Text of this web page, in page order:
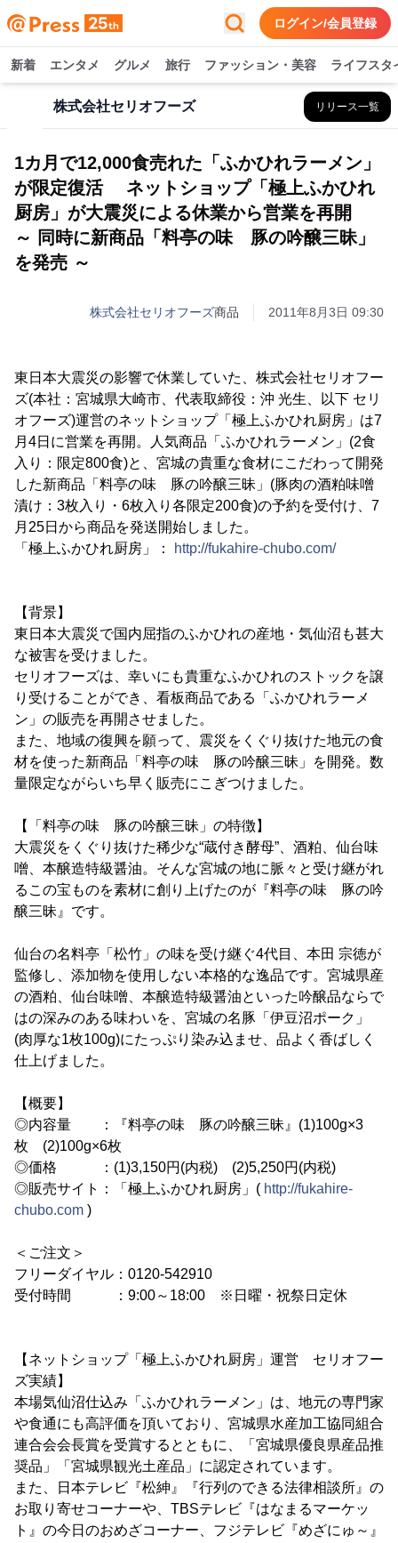
ログイン/会員登録
新着 エンタメ グルメ 旅行 ファッション・美容 ライフスタ
株式会社セリオフーズ リリース一覧
1カ月で12,000食売れた「ふかひれラーメン」
が限定復活 ネットショップ「極上ふかひれ
厨房」が大震災による休業から営業を再開
～ 同時に新商品「料亭の味 豚の吟醸三昧」
を発売 ～
株式会社セリオフーズ商品 2011年8月3日 09:30
東日本大震災の影響で休業していた、株式会社セリオフー
ズ(本社：宮城県大崎市、代表取締役：沖 光生、以下 セリ
オフーズ)運営のネットショップ「極上ふかひれ厨房」は7
月4日に営業を再開。人気商品「ふかひれラーメン」(2食
入り：限定800食)と、宮城の貴重な食材にこだわって開発
した新商品「料亭の味 豚の吟醸三昧」(豚肉の酒粕味噌
漬け：3枚入り・6枚入り各限定200食)の予約を受付け、7
月25日から商品を発送開始しました。
「極上ふかひれ厨房」：
http://fukahire-chubo.com/
【背景】
東日本大震災で国内屈指のふかひれの産地・気仙沼も甚大
な被害を受けました。
セリオフーズは、幸いにも貴重なふかひれのストックを譲
り受けることができ、看板商品である「ふかひれラーメ
ン」の販売を再開させました。
また、地域の復興を願って、震災をくぐり抜けた地元の食
材を使った新商品「料亭の味 豚の吟醸三昧」を開発。数
量限定ながらいち早く販売にこぎつけました。
【「料亭の味 豚の吟醸三昧」の特徴】
大震災をくぐり抜けた稀少な“蔵付き酵母”、酒粕、仙台味
噌、本醸造特級醤油。そんな宮城の地に脈々と受け継がれ
るこの宝ものを素材に創り上げたのが『料亭の味 豚の吟
醸三昧』です。
仙台の名料亭「松竹」の味を受け継ぐ4代目、本田 宗徳が
監修し、添加物を使用しない本格的な逸品です。宮城県産
の酒粕、仙台味噌、本醸造特級醤油といった吟醸品ならで
はの深みのある味わいを、宮城の名豚「伊豆沼ポーク」
(肉厚な1枚100g)にたっぷり染み込ませ、品よく香ばしく
仕上げました。
【概要】
◎内容量 ：『料亭の味 豚の吟醸三昧』(1)100g×3
枚 (2)100g×6枚
◎価格 ：(1)3,150円(内税) (2)5,250円(内税)
◎販売サイト：「極上ふかひれ厨房」( http://fukahire-
chubo.com )
＜ご注文＞
フリーダイヤル：0120-542910
受付時間 ：9:00～18:00 ※日曜・祝祭日定休
【ネットショップ「極上ふかひれ厨房」運営 セリオフー
ズ実績】
本場気仙沼仕込み「ふかひれラーメン」は、地元の専門家
や食通にも高評価を頂いており、宮城県水産加工協同組合
連合会会長賞を受賞するとともに、「宮城県優良県産品推
奨品」「宮城県観光土産品」に認定されています。
また、日本テレビ『松紳』『行列のできる法律相談所』の
お取り寄せコーナーや、TBSテレビ『はなまるマーケッ
ト』の今日のおめざコーナー、フジテレビ『めざにゅ～』